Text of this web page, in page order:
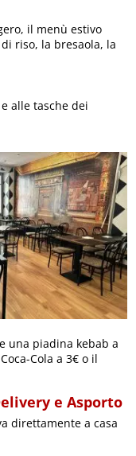
il menù estivo
riso, la bresaola, la
alle tasche dei
una piadina kebab a
Cola a 3€ o il
e Asporto
direttamente a casa